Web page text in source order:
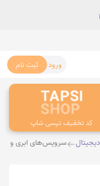
ورود ثبت نام
کد تخفیف تپسی شاپ
دیجیتال سرویس‌های ابری و